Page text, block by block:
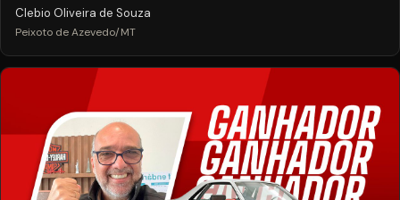
Clebio Oliveira de Souza
Peixoto de Azevedo/MT